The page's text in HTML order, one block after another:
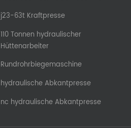
j23-63t Kraftpresse
110 Tonnen hydraulischer
Hüttenarbeiter
Rundrohrbiegemaschine
hydraulische Abkantpresse
nc hydraulische Abkantpresse